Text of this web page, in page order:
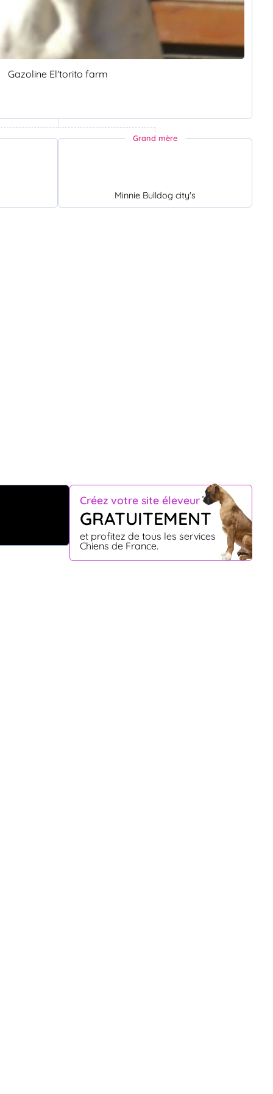
Gazoline El'torito farm
Grand mère
Minnie Bulldog city's
Créez votre site éleveur
GRATUITEMENT
et profitez de tous les services
Chiens de France.